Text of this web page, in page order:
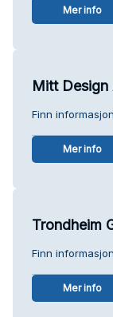
Mer info
Mitt Design
Finn
Mer info
Trondheim
Finn
Mer info